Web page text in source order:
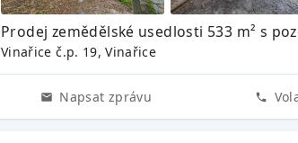
Prodej zemědělské usedlosti 533 m² s
Vinařice č.p. 19, Vinařice
Napsat zprávu